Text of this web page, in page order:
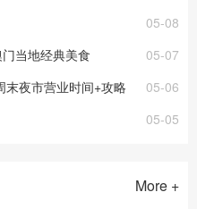
05-08
05-07
当地经典美食
05-06
末夜市营业时间+攻略
05-05
More +